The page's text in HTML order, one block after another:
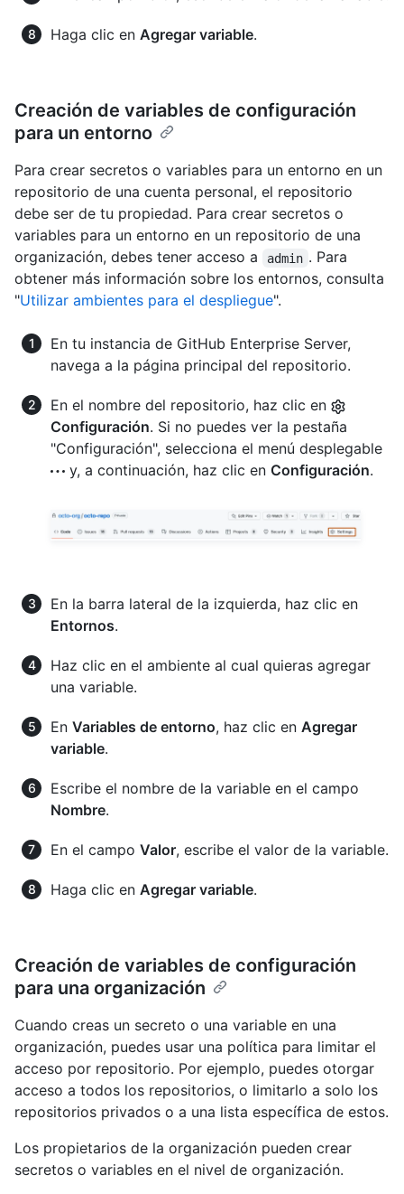
Haga clic en Agregar variable.
Creación de variables de configuración
para un entorno
Para crear secretos o variables para un entorno en un
repositorio de una cuenta personal, el repositorio
debe ser de tu propiedad. Para crear secretos o
variables para un entorno en un repositorio de una
organización, debes tener acceso a
admin . Para
obtener más información sobre los entornos, consulta
"Utilizar ambientes para el despliegue".
En tu instancia de GitHub Enterprise Server,
navega a la página principal del repositorio.
En el nombre del repositorio, haz clic en
Configuración. Si no puedes ver la pestaña
"Configuración", selecciona el menú desplegable
y, a continuación, haz clic en Configuración.
En la barra lateral de la izquierda, haz clic en
Entornos.
Haz clic en el ambiente al cual quieras agregar
una variable.
En Variables de entorno, haz clic en Agregar
variable.
Escribe el nombre de la variable en el campo
Nombre.
En el campo Valor, escribe el valor de la variable.
Haga clic en Agregar variable.
Creación de variables de configuración
para una organización
Cuando creas un secreto o una variable en una
organización, puedes usar una política para limitar el
acceso por repositorio. Por ejemplo, puedes otorgar
acceso a todos los repositorios, o limitarlo a solo los
repositorios privados o a una lista específica de estos.
Los propietarios de la organización pueden crear
secretos o variables en el nivel de organización.